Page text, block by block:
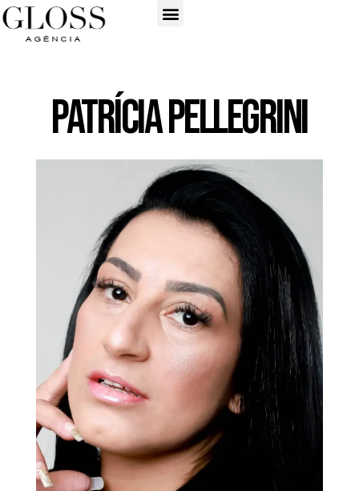
Patrícia Pellegrini